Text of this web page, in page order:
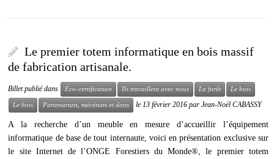
Le premier totem informatique en bois massif
de fabrication artisanale.
Billet publié dans Éco-certification Ils travaillent avec nous La forêt Le bois
Le bois Partenariats, mécénats et dons le 13 février 2016 parJean-Noël CABASSY
A la recherche d’un meuble en mesure d’accueillir l’équipement
informatique de base de tout internaute, voici en présentation exclusive sur
le site Internet de l’ONGE Forestiers du Monde®, le premier totem